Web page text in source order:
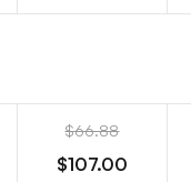
$66.88
$107.00